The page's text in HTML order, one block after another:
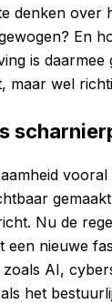
denken over
En
is
maar wel
Nu de
een nieuwe
zoals AI,
het